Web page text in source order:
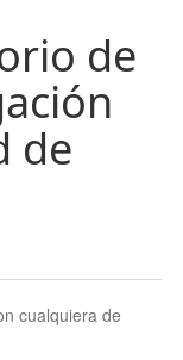
de
de
cualquiera de